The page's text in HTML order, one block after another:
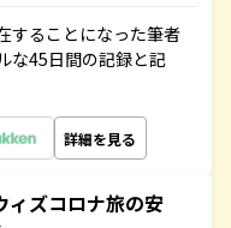
することになった筆者
な45日間の記録と記
詳細を見る
ィズコロナ旅の安